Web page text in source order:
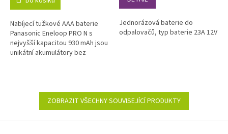
Nabíjecí tužkové AAA baterie
Panasonic Eneloop PRO N s
nejvyšší kapacitou 930 mAh jsou
unikátní akumulátory bez
Jednorázová baterie do
odpalovačů, typ baterie 23A 12V
ZOBRAZIT VŠECHNY SOUVISEJÍCÍ PRODUKTY
Z